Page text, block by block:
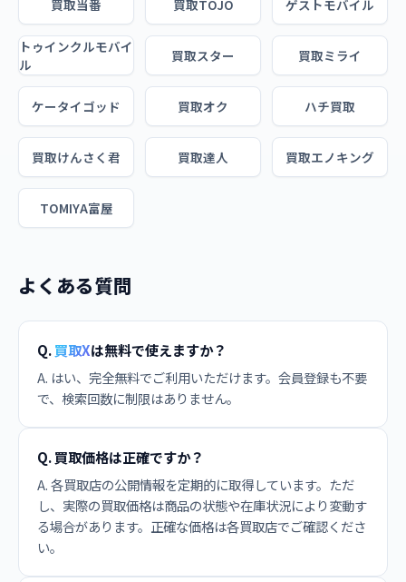
買取当番 買取TOJO ゲストモバイル
トゥインクルモバイ
ル
買取スター 買取ミライ
ケータイゴッド 買取オク ハチ買取
買取けんさく君 買取達人 買取エノキング
TOMIYA富屋
よくある質問
Q.買取Xは無料で使えますか？
A. はい、完全無料でご利用いただけます。会員登録も不要
で、検索回数に制限はありません。
Q. 買取価格は正確ですか？
A. 各買取店の公開情報を定期的に取得しています。ただ
し、実際の買取価格は商品の状態や在庫状況により変動す
る場合があります。正確な価格は各買取店でご確認くださ
い。